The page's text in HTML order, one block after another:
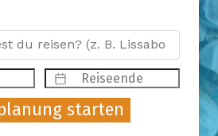
Enddatum
starten